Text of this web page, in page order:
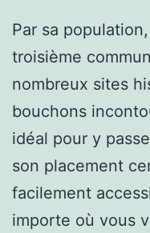
Par sa
troisième
nombreux sites
bouchons
idéal pour y
son placement
facilement
importe où vous